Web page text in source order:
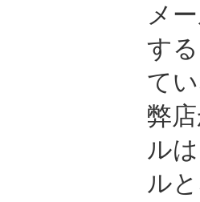
メ
す
て
弊
ル
ル